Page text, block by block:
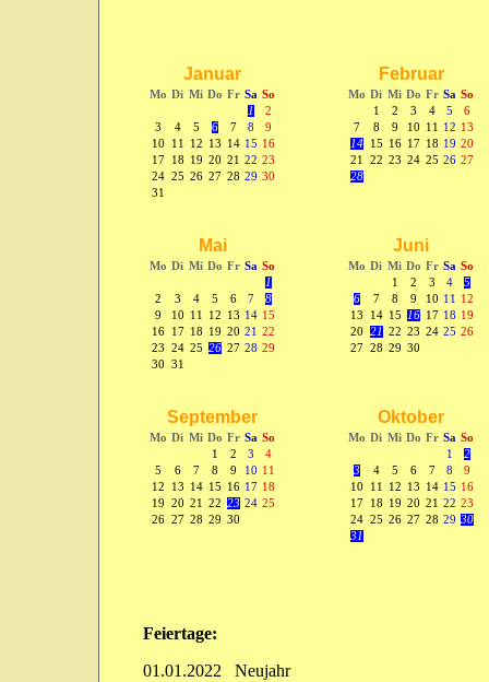
Januar
Mo Di Mi Do Fr Sa So
1
2
3
4 5 6 7 8
9
10
11 12 13 14 15 16
17
18 19 20 21 22 23
24 25 26 27 28 29 30
31
Februar
Mo Di Mi Do Fr Sa So
1
2 3 4 5
6
7
8 9 10 11 12 13
14
15 16 17 18 19 20
21
22 23 24 25 26 27
28
Mai
Mo Di Mi Do Fr Sa So
1
2
3 4 5 6 7
8
9
10 11 12 13 14 15
16
17 18 19 20 21
22
23
24 25 26 27 28 29
30
31
Juni
Mo Di Mi Do Fr Sa So
1
2 3 4
5
6
7 8 9 10 11
12
13
14 15 16 17 18 19
20
21 22 23 24 25 26
27 28 29 30
September
Mo Di Mi Do Fr Sa So
1
2 3
4
5
6 7 8 9 10 11
12
13 14 15 16 17 18
19
20 21 22 23 24 25
26 27 28 29 30
Oktober
Mo Di Mi Do Fr Sa So
1
2
3
4 5 6 7 8
9
10
11 12 13 14 15 16
17
18 19 20 21 22 23
24 25 26 27 28 29 30
31
Feiertage:
01.01.2022 Neujahr